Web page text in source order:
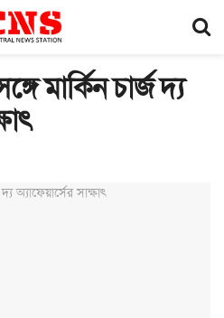
মার্কিন চার্জ দ্য